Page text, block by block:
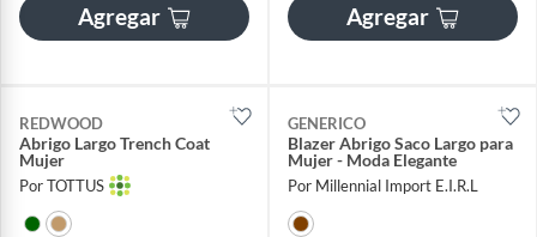
Agregar Agregar
REDWOOD
Abrigo Largo Trench Coat
Mujer
Por TOTTUS
GENERICO
Blazer Abrigo Saco Largo para
Mujer - Moda Elegante
Por Millennial Import E.I.R.L